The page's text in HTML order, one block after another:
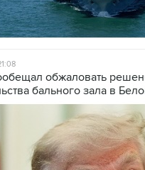
обжаловать
бального зала в